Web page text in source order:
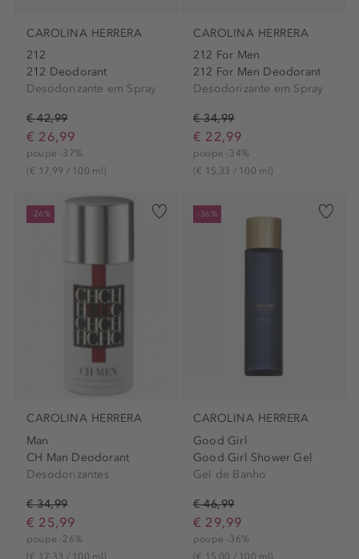
CAROLINA HERRERA
212
212 Deodorant
Desodorizante em Spray
€ 42,99
€ 26,99
poupe -37%
(€ 17,99 / 100 ml)
CAROLINA HERRERA
212 For Men
212 For Men Deodorant
Desodorizante em Spray
€ 34,99
€ 22,99
poupe -34%
(€ 15,33 / 100 ml)
-26%
CAROLINA HERRERA
Man
CH Man Deodorant
Desodorizantes
€ 34,99
€ 25,99
poupe -26%
(€ 17,33 / 100 ml)
-36%
CAROLINA HERRERA
Good Girl
Good Girl Shower Gel
Gel de Banho
€ 46,99
€ 29,99
poupe -36%
(€ 15,00 / 100 ml)